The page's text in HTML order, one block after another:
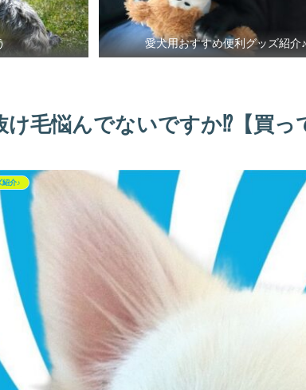
愛犬用おすすめ便利グッズ紹介♪
毛悩んでないですか⁉【買っ
紹介♪